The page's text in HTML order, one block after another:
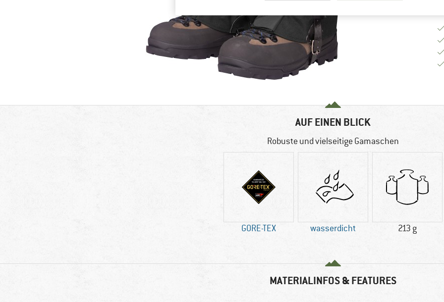
AUF EINEN BLICK
Robuste und vielseitige Gamaschen
GORE-TEX wasserdicht 213 g
MATERIALINFOS & FEATURES